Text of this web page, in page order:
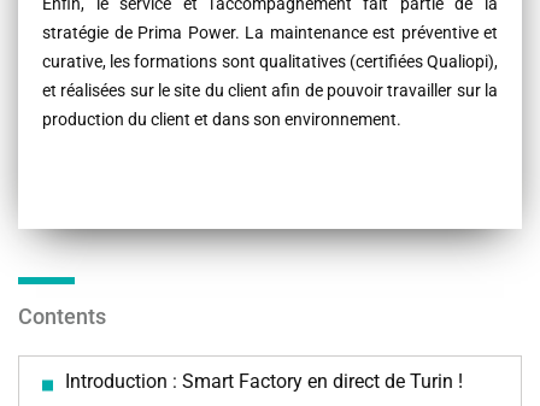
stratégie de Prima Power. La maintenance est préventive et
curative, les formations sont qualitatives (certifiées Qualiopi),
et réalisées sur le site du client afin de pouvoir travailler sur la
production du client et dans son environnement.
Contents
Introduction : Smart Factory en direct de Turin !